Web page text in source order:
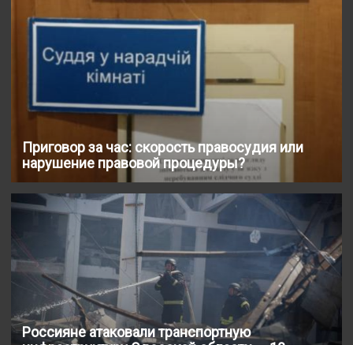
Приговор за час: скорость правосудия или
нарушение правовой процедуры?
Россияне атаковали транспортную